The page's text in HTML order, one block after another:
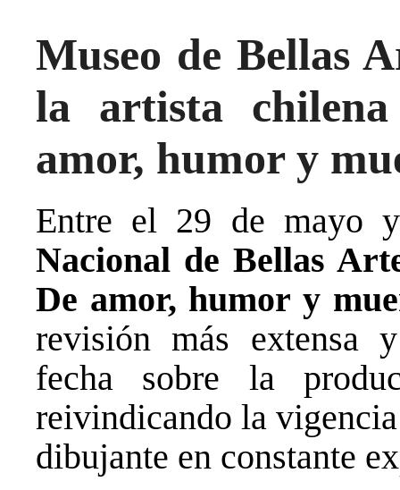
Museo de Bellas
la artista
amor, humor y
Entre el 29 de mayo
Nacional de Bellas
De amor, humor y
revisión más extensa
fecha sobre la
reivindicando la
dibujante en constante